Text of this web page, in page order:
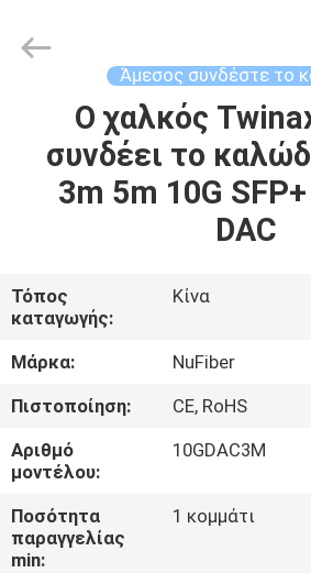
ΣΠΊΤΙ
ΠΡΟΪΌΝΤΑ
ΕΜΕΊΣ
ΓΎΡΟΣ
ΕΡΓΟΣΤΑΣΊΩΝ
ΠΟΙΟΤΙΚΌΣ
ΈΛΕΓΧΟΣ
Rights
Άμεσος συνδέστε το
Ο χαλκός
συνδέει το
3m 5m 10G
DAC
Τόπος
καταγωγής:
Κίνα
Μάρκα:
NuFiber
Πιστοποίηση:
CE, RoHS
Αριθμό
μοντέλου:
10GDAC3M
Ποσότητα
παραγγελίας
min:
1 κομμάτι